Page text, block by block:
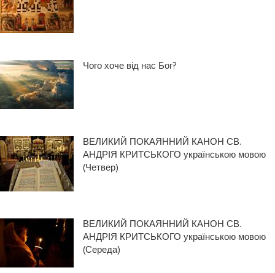
Чого хоче від нас Бог?
ВЕЛИКИЙ ПОКАЯННИЙ КАНОН СВ.
АНДРІЯ КРИТСЬКОГО українською мовою
(Четвер)
ВЕЛИКИЙ ПОКАЯННИЙ КАНОН СВ.
АНДРІЯ КРИТСЬКОГО українською мовою
(Середа)